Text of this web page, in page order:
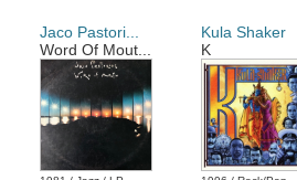
Jaco Pastori...
Word Of Mout...
Kula Shaker
K